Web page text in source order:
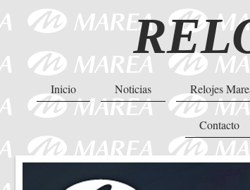
Inicio Noticias Relojes
Contacto